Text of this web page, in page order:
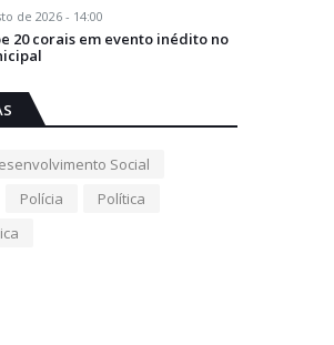
de 2026 - 14:00
20 corais em evento inédito no
Social
Polícia
Política